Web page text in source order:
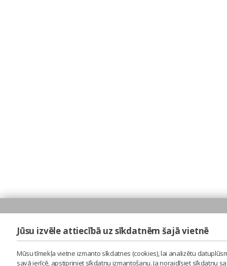
Jūsu izvēle attiecībā uz sīkdatnēm šajā vietnē
Mūsu tīmekļa vietne izmanto sīkdatnes (cookies), lai analizētu
savā ierīcē, apstipriniet sīkdatņu izmantošanu. Ja noraidīsiet sīkdatņu